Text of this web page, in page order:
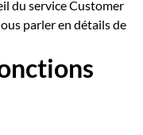
du service Customer
parler en détails de